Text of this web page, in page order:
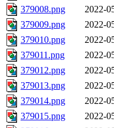
379008.png
2022-
379009.png
2022-
379010.png
2022-
379011.png
2022-
379012.png
2022-
379013.png
2022-
379014.png
2022-
379015.png
2022-